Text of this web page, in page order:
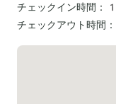
チェックイン時間：
チェックアウト時間：